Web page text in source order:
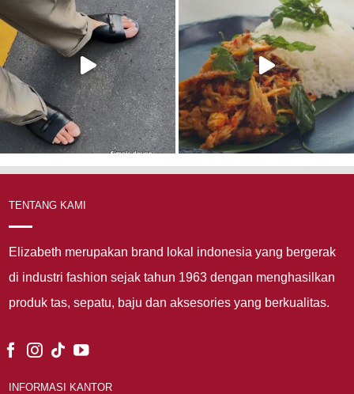
TENTANG KAMI
Elizabeth merupakan brand lokal indonesia yang bergerak
di industri fashion sejak tahun 1963 dengan menghasilkan
produk tas, sepatu, baju dan aksesories yang berkualitas.
INFORMASI KANTOR